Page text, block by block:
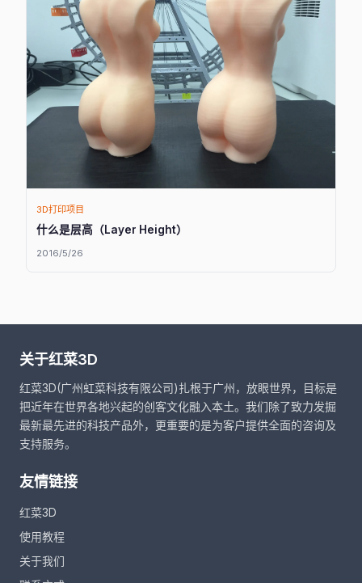
3D打印项目
什么是层高（Layer Height）
2016/5/26
关于红菜3D
红菜3D(广州虹菜科技有限公司)扎根于广州，放眼世界，目标是
把近年在世界各地兴起的创客文化融入本土。我们除了致力发掘
最新最先进的科技产品外，更重要的是为客户提供全面的咨询及
支持服务。
友情链接
红菜3D
使用教程
关于我们